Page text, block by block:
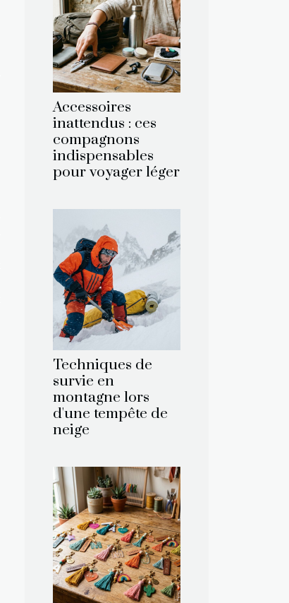
Accessoires
inattendus : ces
compagnons
indispensables
pour voyager léger
Techniques de
survie en
montagne lors
d'une tempête de
neige